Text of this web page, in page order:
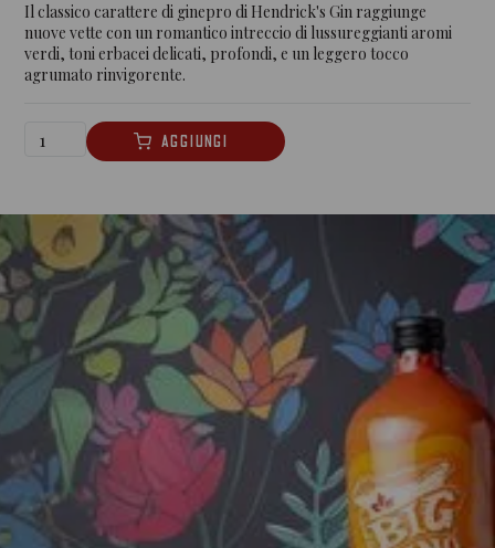
Il classico carattere di ginepro di Hendrick's Gin raggiunge
nuove vette con un romantico intreccio di lussureggianti aromi
verdi, toni erbacei delicati, profondi, e un leggero tocco
agrumato rinvigorente.